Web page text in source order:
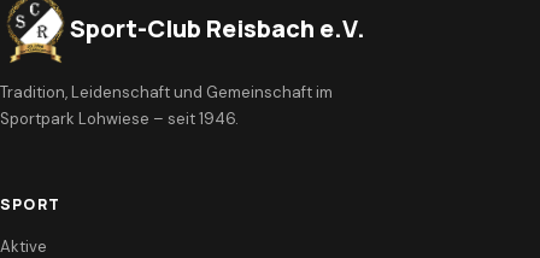
Sport-Club Reisbach e.V.
Tradition, Leidenschaft und Gemeinschaft im
Sportpark Lohwiese – seit 1946.
SPORT
Aktive